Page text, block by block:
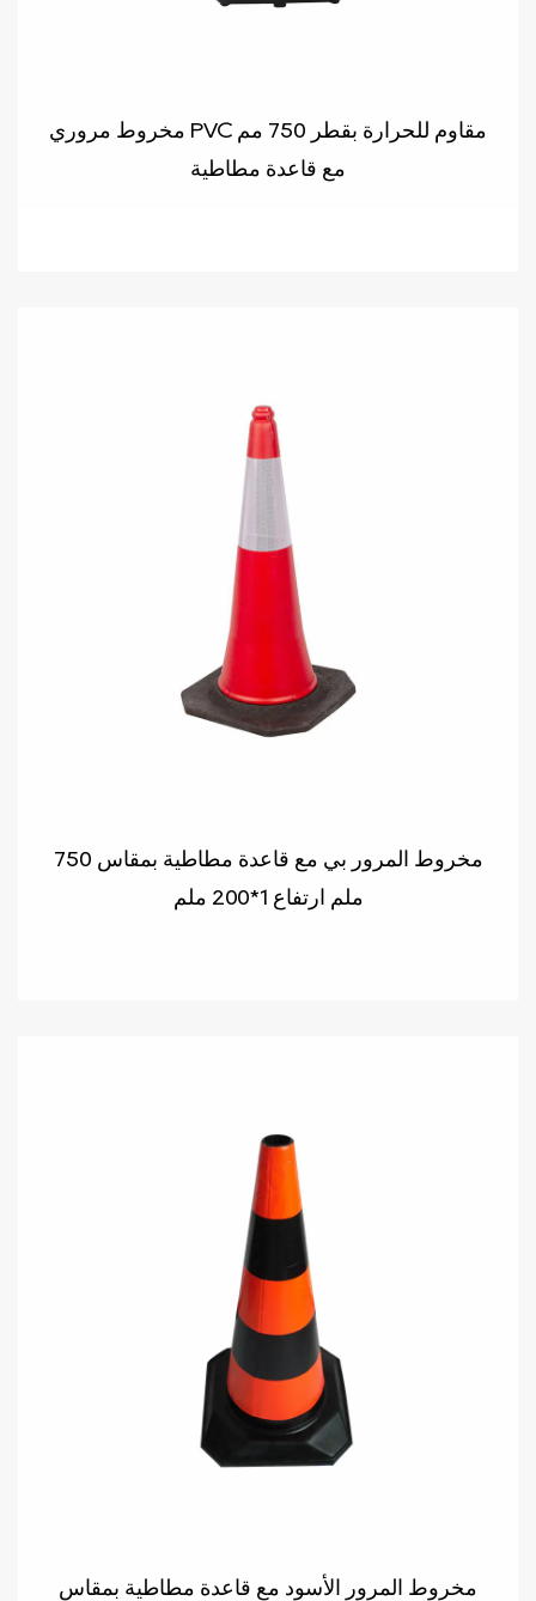
مخروط مروري PVC مقاوم للحرارة بقطر 750 مم
مع قاعدة مطاطية
مخروط المرور بي مع قاعدة مطاطية بمقاس 750
ملم ارتفاع 1*200 ملم
مخروط المرور الأسود مع قاعدة مطاطية بمقاس